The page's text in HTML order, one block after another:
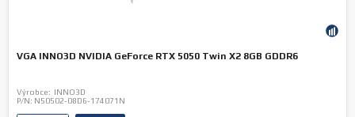
VGA INNO3D NVIDIA GeForce RTX 5050 Twin X2 8GB GDDR6
Výrobce: INNO3D
P/N: N50502-08D6-174071N